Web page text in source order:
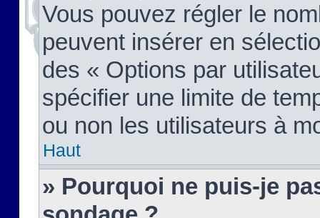
Vous pouvez régler le
peuvent insérer en
des « Options par
spécifier une limite de
ou non les utilisateurs à
Haut
» Pourquoi ne puis-je